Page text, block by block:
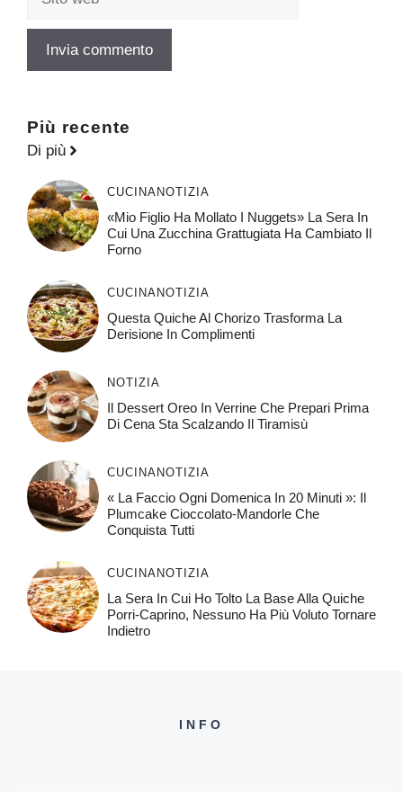
Più recente
Di più
CUCINA NOTIZIA
«Mio Figlio Ha Mollato I Nuggets» La Sera In
Cui Una Zucchina Grattugiata Ha Cambiato Il
Forno
CUCINA NOTIZIA
Questa Quiche Al Chorizo ​​trasforma La
Derisione In Complimenti
NOTIZIA
Il Dessert Oreo In Verrine Che Prepari Prima
Di Cena Sta Scalzando Il Tiramisù
CUCINA NOTIZIA
« La Faccio Ogni Domenica In 20 Minuti »: Il
Plumcake Cioccolato-Mandorle Che
Conquista Tutti
CUCINA NOTIZIA
La Sera In Cui Ho Tolto La Base Alla Quiche
Porri-Caprino, Nessuno Ha Più Voluto Tornare
Indietro
INFO